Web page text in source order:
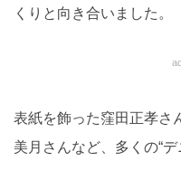
くりと向き合いました。
表紙を飾った窪田正孝さ
美月さんなど、多くの“デ